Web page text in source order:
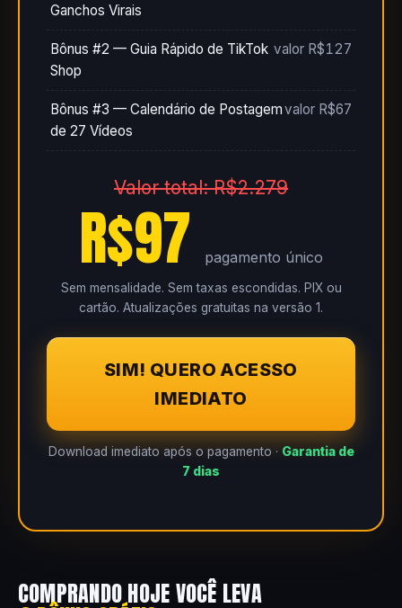
Ganchos Virais
Bônus #2 — Guia Rápido de TikTok
Shop
valor R$127
Bônus #3 — Calendário de Postagem
de 27 Vídeos
valor R$67
Valor total: R$2.279
R$97 pagamento único
Sem mensalidade. Sem taxas escondidas. PIX ou
cartão. Atualizações gratuitas na versão 1.
SIM! QUERO ACESSO
IMEDIATO
Download imediato após o pagamento · Garantia de
7 dias
COMPRANDO HOJE VOCÊ LEVA